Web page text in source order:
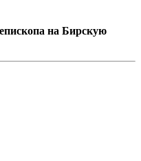
на Бирскую